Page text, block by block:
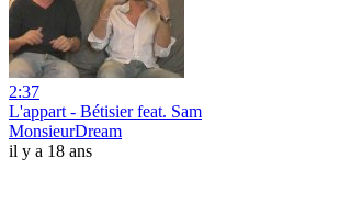
2:37
L'appart - Bétisier feat. Sam
MonsieurDream
il y a 18 ans